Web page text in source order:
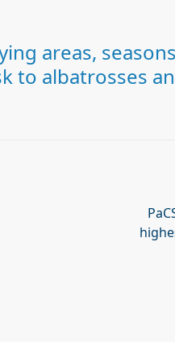
areas,
to albatrosses